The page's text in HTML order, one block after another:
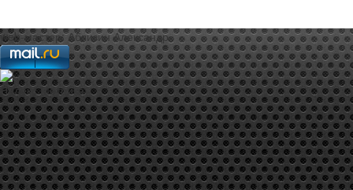
web-мастер:Аблизин Александр